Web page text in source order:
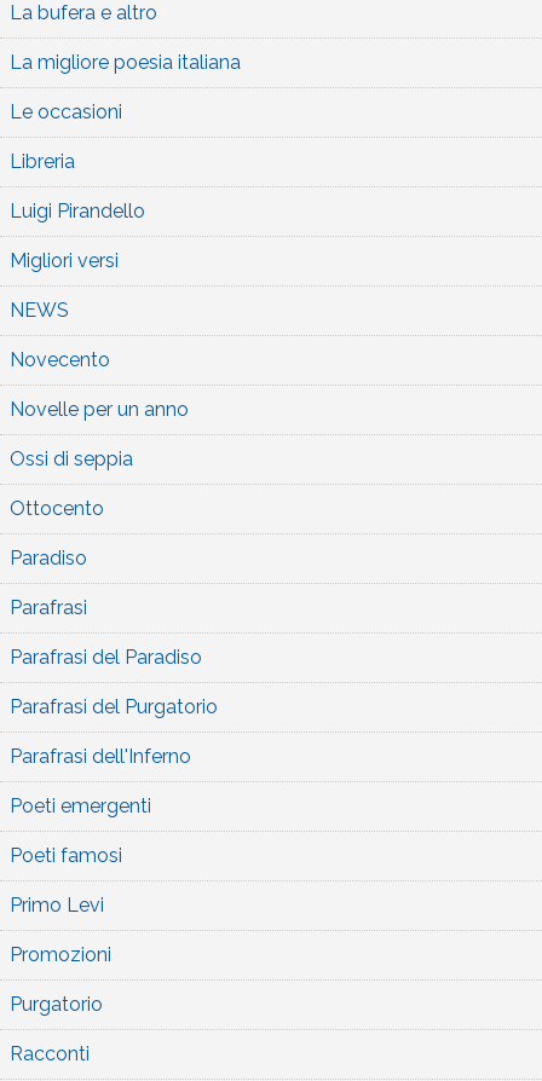
La bufera e altro
La migliore poesia italiana
Le occasioni
Libreria
Luigi Pirandello
Migliori versi
NEWS
Novecento
Novelle per un anno
Ossi di seppia
Ottocento
Paradiso
Parafrasi
Parafrasi del Paradiso
Parafrasi del Purgatorio
Parafrasi dell'Inferno
Poeti emergenti
Poeti famosi
Primo Levi
Promozioni
Purgatorio
Racconti